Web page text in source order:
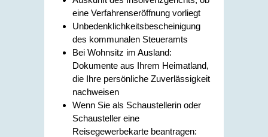
eine Verfahrenseröffnung vorliegt
Unbedenklichkeitsbescheinigung
des kommunalen Steueramts
Bei Wohnsitz im Ausland:
Dokumente aus Ihrem Heimatland,
die Ihre persönliche Zuverlässigkeit
nachweisen
Wenn Sie als Schaustellerin oder
Schausteller eine
Reisegewerbekarte beantragen: